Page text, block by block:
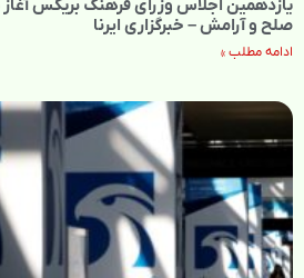
یازدهمین اجلاس وزرای فرهنگ بریکس
صلح و آرامش – خبرگزاری ایرنا
ادامه مطلب »